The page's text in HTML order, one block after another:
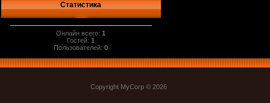
Статистика
Онлайн всего:1
Гостей:1
Пользователей:0
Copyright MyCorp © 2026